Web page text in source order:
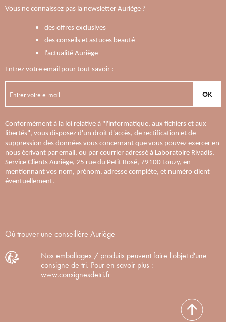
Vous ne connaissez pas la newsletter Auriège ?
des offres exclusives
des conseils et astuces beauté
l'actualité Auriège
Entrez votre email pour tout savoir :
OK
Conformément à la loi relative à "l'informatique, aux fichiers et aux
libertés", vous disposez d'un droit d'accès, de rectification et de
suppression des données vous concernant que vous pouvez exercer en
nous écrivant par email, ou par courrier adressé à Laboratoire Rivadis,
Service Clients Auriège, 25 rue du Petit Rosé, 79100 Louzy, en
mentionnant vos nom, prénom, adresse complète, et numéro client
éventuellement.
Où trouver une conseillère Auriège
Nos emballages / produits peuvent faire l'objet d'une
consigne de tri. Pour en savoir plus :
www.consignesdetri.fr